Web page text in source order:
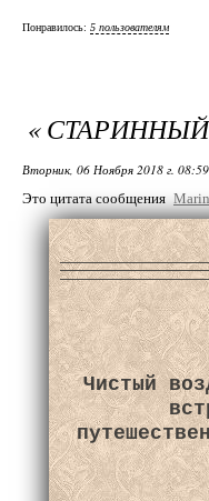
Понравилось: 5 пользователям
«
Вторник, 06 Ноября 2018 г. 08:59
Это цитата сообщения
Чистый